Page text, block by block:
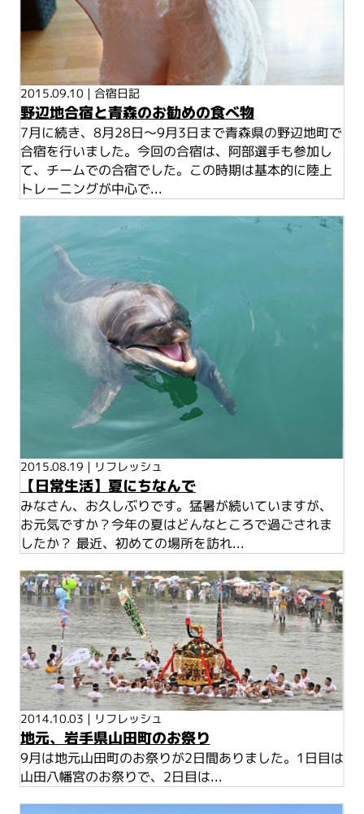
2015.09.10 | 合宿日記
野辺地合宿と青森のお勧めの食べ物
7月に続き、8月28日～9月3日まで青森県の野辺地町で
合宿を行いました。今回の合宿は、阿部選手も参加し
て、チームでの合宿でした。この時期は基本的に陸上
トレーニングが中心で...
2015.08.19 | リフレッシュ
【日常生活】夏にちなんで
みなさん、お久しぶりです。猛暑が続いていますが、
お元気ですか？今年の夏はどんなところで過ごされま
したか？ 最近、初めての場所を訪れ...
2014.10.03 | リフレッシュ
地元、岩手県山田町のお祭り
9月は地元山田町のお祭りが2日間ありました。1日目は
山田八幡宮のお祭りで、2日目は...